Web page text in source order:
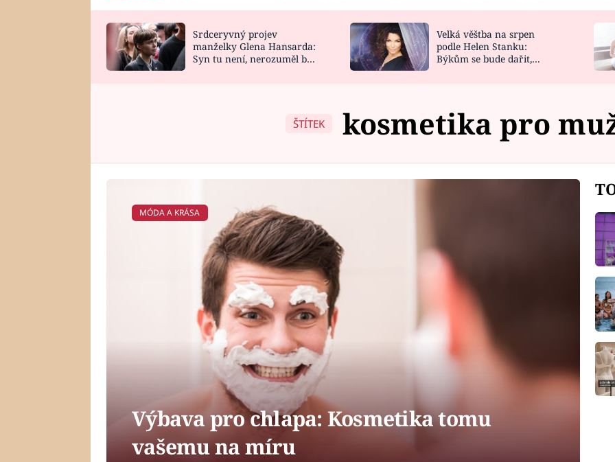
HOROSKOP NA
CELEBRITY
VAŘENÍ
NOVINKY
VIDEORECEPTY
DESIGN
Srdceryvný projev
manželky Glena Hansarda:
Syn tu není, nerozuměl by
Velká věštba na srpen
podle Helen Stanku:
Býkům se bude dařit,
ŠTÍTEK kosmetika pro
MÓDA A KRÁSA
Výbava pro chlapa: Kosmetika tomu
vašemu na míru